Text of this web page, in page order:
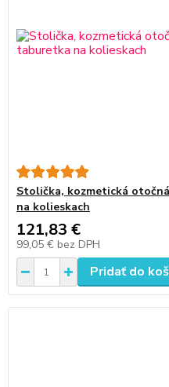
Stolička, kozmetická
na kolieskach
121,83 €
99,05 € bez DPH
Pridať do